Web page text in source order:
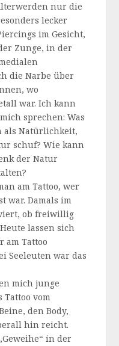
nur die
lecker
im Gesicht,
Zunge, in der
die Narbe über
wo
war. Ich kann
sprechen: Was
als Natürlichkeit,
schuf? Wie kann
der Natur
am Tattoo, wer
war. Damals im
ob freiwillig
lassen sich
am Tattoo
Seeleuten war das
mich junge
Tattoo vom
den Body,
hin reicht.
in der